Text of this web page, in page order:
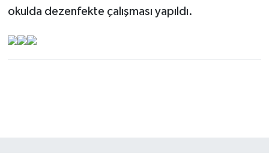
okulda dezenfekte çalışması yapıldı.